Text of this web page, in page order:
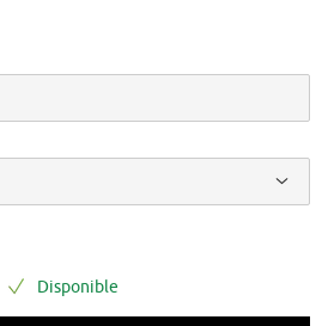
Disponible